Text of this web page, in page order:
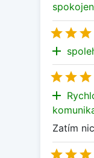

add

add
Zatím nic
